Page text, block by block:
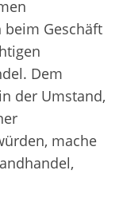
Geschäft
Dem
der Umstand,
mache